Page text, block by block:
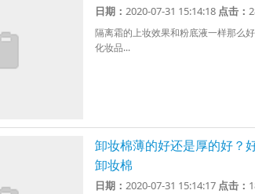
日期： 2020-07-31 15:14:18 点击：
隔离霜的上妆效果和粉底液一样那么
化妆品...
卸妆棉薄的好还是厚的好？
卸妆棉
日期： 2020-07-31 15:14:17 点击：